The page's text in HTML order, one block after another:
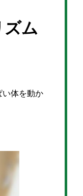
ム
い体を動か